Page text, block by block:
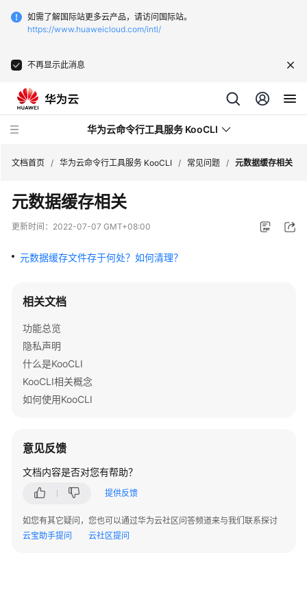
如需了解国际站更多云产品，请访问国际站。
https://www.huaweicloud.com/intl/
不再显示此消息
华为云命令行工具服务 KooCLI
功
能
览
品
绍
最
态
速
入
户
指
文档首页 / 华为云命令行工具服务 KooCLI / 常见问题 / 元数据缓存相关
元数据缓存相关
更新时间： 2022-07-07 GMT+08:00
元数据缓存文件存于何处？如何清理？
相关文档
功能总览
隐私声明
什么是KooCLI
KooCLI相关概念
如何使用KooCLI
意见反馈
文档内容是否对您有帮助？
提供反馈
如您有其它疑问，您也可以通过华为云社区问答频道来与我们联系探讨
云宝助手提问
云社区提问